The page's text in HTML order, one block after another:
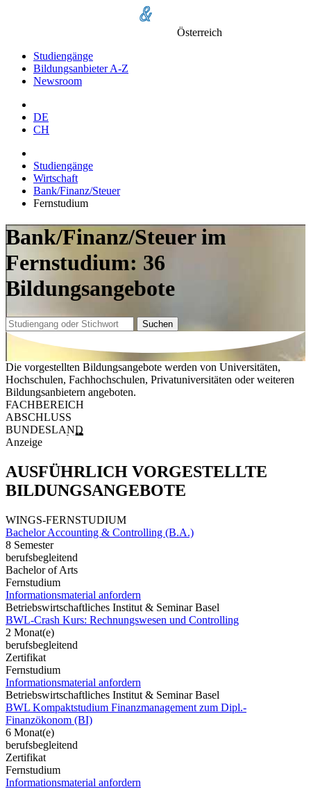
Österreich
Studiengänge
Bildungsanbieter A-Z
Newsroom
DE
CH
Studiengänge
Wirtschaft
Bank/Finanz/Steuer
Fernstudium
Bank/Finanz/Steuer im
Fernstudium: 36
Bildungsangebote
Suchen
Die vorgestellten Bildungsangebote werden von Universitäten,
Hochschulen, Fachhochschulen, Privatuniversitäten oder weiteren
Bildungsanbietern angeboten.
FACHBEREICH
ABSCHLUSS
BUNDESLAND
Anzeige
AUSFÜHRLICH VORGESTELLTE
BILDUNGSANGEBOTE
WINGS-FERNSTUDIUM
Bachelor Accounting & Controlling (B.A.)
8 Semester
berufsbegleitend
Bachelor of Arts
Fernstudium
Informationsmaterial anfordern
Betriebswirtschaftliches Institut & Seminar Basel
BWL-Crash Kurs: Rechnungswesen und Controlling
2 Monat(e)
berufsbegleitend
Zertifikat
Fernstudium
Informationsmaterial anfordern
Betriebswirtschaftliches Institut & Seminar Basel
BWL Kompaktstudium Finanzmanagement zum Dipl.-
Finanzökonom (BI)
6 Monat(e)
berufsbegleitend
Zertifikat
Fernstudium
Informationsmaterial anfordern